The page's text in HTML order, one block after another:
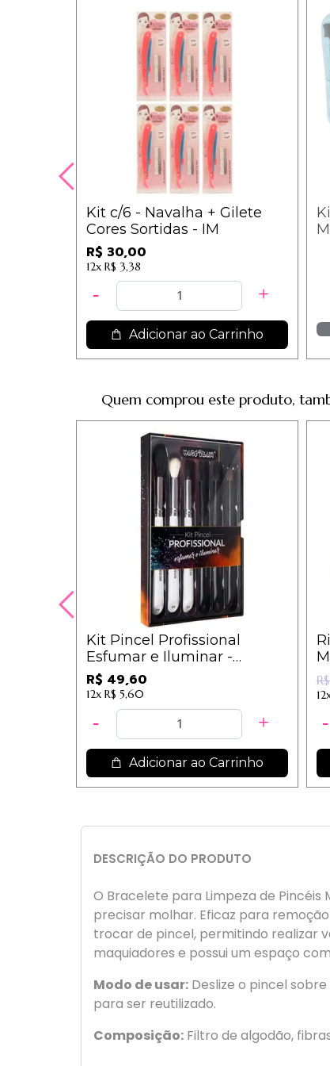
Kit c/6 - Navalha + Gilete
Cores Sortidas - IM
R$ 30,00
12x R$ 3,38
Adicionar ao Carrinho
Quem comprou este produto,
Kit Pincel Profissional
Esfumar e Iluminar -
WB500 - Macrilan
R$ 49,60
12x R$ 5,60
Adicionar ao Carrinho
DESCRIÇÃO DO PRODUTO
O Bracelete para Limpeza de
precisar molhar. Eficaz para
trocar de pincel, permitindo realizar
maquiadores e possui um espaço
Modo de usar: Deslize o pincel
para ser reutilizado.
Composição: Filtro de algodão,